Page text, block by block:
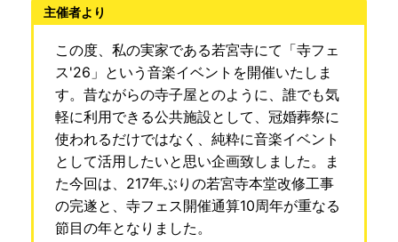
主催者より
この度、私の実家である若宮寺にて「寺フェ
ス'26」という音楽イベントを開催いたしま
す。昔ながらの寺子屋とのように、誰でも気
軽に利用できる公共施設として、冠婚葬祭に
使われるだけではなく、純粋に音楽イベント
として活用したいと思い企画致しました。ま
た今回は、217年ぶりの若宮寺本堂改修工事
の完遂と、寺フェス開催通算10周年が重なる
節目の年となりました。